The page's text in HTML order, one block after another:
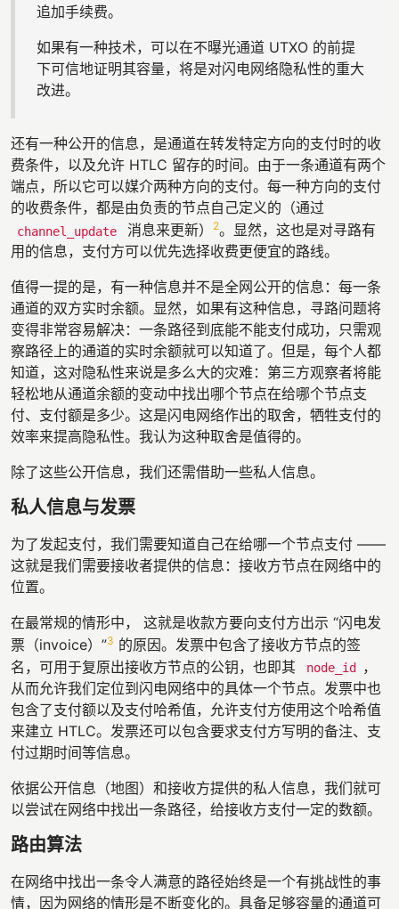
追加手续费。
如果有一种技术，可以在不曝光通道 UTXO 的前提
下可信地证明其容量，将是对闪电网络隐私性的重大
改进。
还有一种公开的信息，是通道在转发特定方向的支付时的收
费条件，以及允许 HTLC 留存的时间。由于一条通道有两个
端点，所以它可以媒介两种方向的支付。每一种方向的支付
的收费条件，都是由负责的节点自己定义的（通过
channel_update 消息来更新） 2。显然，这也是对寻路有
用的信息，支付方可以优先选择收费更便宜的路线。
值得一提的是，有一种信息并不是全网公开的信息：每一条
通道的双方实时余额。显然，如果有这种信息，寻路问题将
变得非常容易解决：一条路径到底能不能支付成功，只需观
察路径上的通道的实时余额就可以知道了。但是，每个人都
知道，这对隐私性来说是多么大的灾难：第三方观察者将能
轻松地从通道余额的变动中找出哪个节点在给哪个节点支
付、支付额是多少。这是闪电网络作出的取舍，牺牲支付的
效率来提高隐私性。我认为这种取舍是值得的。
除了这些公开信息，我们还需借助一些私人信息。
私人信息与发票
为了发起支付，我们需要知道自己在给哪一个节点支付 ——
这就是我们需要接收者提供的信息：接收方节点在网络中的
位置。
在最常规的情形中， 这就是收款方要向支付方出示 “闪电发
票（invoice）”3 的原因。发票中包含了接收方节点的签
名，可用于复原出接收方节点的公钥，也即其
node_id ，
从而允许我们定位到闪电网络中的具体一个节点。发票中也
包含了支付额以及支付哈希值，允许支付方使用这个哈希值
来建立 HTLC。发票还可以包含要求支付方写明的备注、支
付过期时间等信息。
依据公开信息（地图）和接收方提供的私人信息，我们就可
以尝试在网络中找出一条路径，给接收方支付一定的数额。
路由算法
在网络中找出一条令人满意的路径始终是一个有挑战性的事
情，因为网络的情形是不断变化的。具备足够容量的通道可